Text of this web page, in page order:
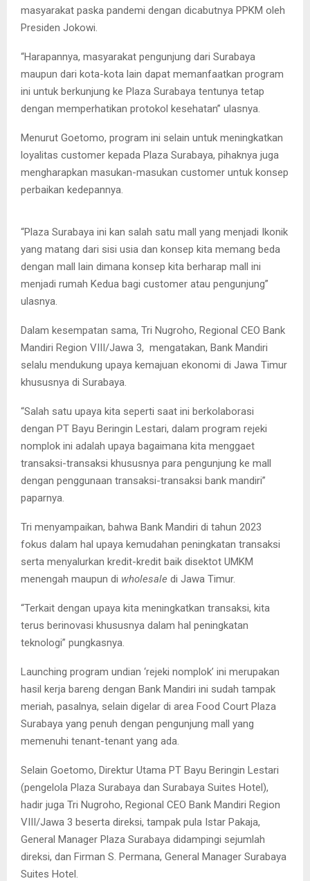
masyarakat paska pandemi dengan dicabutnya PPKM oleh
Presiden Jokowi.
“Harapannya, masyarakat pengunjung dari Surabaya
maupun dari kota-kota lain dapat memanfaatkan program
ini untuk berkunjung ke Plaza Surabaya tentunya tetap
dengan memperhatikan protokol kesehatan” ulasnya.
Menurut Goetomo, program ini selain untuk meningkatkan
loyalitas customer kepada Plaza Surabaya, pihaknya juga
mengharapkan masukan-masukan customer untuk konsep
perbaikan kedepannya.
Goetomo dan Tri Nugroho saat foto bersama staf dan direksi
“Plaza Surabaya ini kan salah satu mall yang menjadi Ikonik
yang matang dari sisi usia dan konsep kita memang beda
dengan mall lain dimana konsep kita berharap mall ini
menjadi rumah Kedua bagi customer atau pengunjung”
ulasnya.
Dalam kesempatan sama, Tri Nugroho, Regional CEO Bank
Mandiri Region VIII/Jawa 3, mengatakan, Bank Mandiri
selalu mendukung upaya kemajuan ekonomi di Jawa Timur
khususnya di Surabaya.
“Salah satu upaya kita seperti saat ini berkolaborasi
dengan PT Bayu Beringin Lestari, dalam program rejeki
nomplok ini adalah upaya bagaimana kita menggaet
transaksi-transaksi khususnya para pengunjung ke mall
dengan penggunaan transaksi-transaksi bank mandiri”
paparnya.
Tri menyampaikan, bahwa Bank Mandiri di tahun 2023
fokus dalam hal upaya kemudahan peningkatan transaksi
serta menyalurkan kredit-kredit baik disektot UMKM
menengah maupun di wholesale di Jawa Timur.
“Terkait dengan upaya kita meningkatkan transaksi, kita
terus berinovasi khususnya dalam hal peningkatan
teknologi” pungkasnya.
Launching program undian ‘rejeki nomplok’ ini merupakan
hasil kerja bareng dengan Bank Mandiri ini sudah tampak
meriah, pasalnya, selain digelar di area Food Court Plaza
Surabaya yang penuh dengan pengunjung mall yang
memenuhi tenant-tenant yang ada.
Selain Goetomo, Direktur Utama PT Bayu Beringin Lestari
(pengelola Plaza Surabaya dan Surabaya Suites Hotel),
hadir juga Tri Nugroho, Regional CEO Bank Mandiri Region
VIII/Jawa 3 beserta direksi, tampak pula Istar Pakaja,
General Manager Plaza Surabaya didampingi sejumlah
direksi, dan Firman S. Permana, General Manager Surabaya
Suites Hotel.